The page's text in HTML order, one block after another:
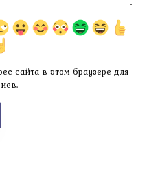
сайта в этом браузере для